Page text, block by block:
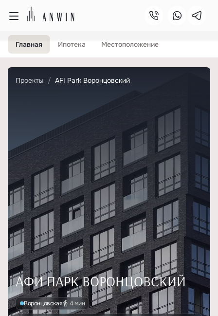
Главная Ипотека Местоположение
Проекты AFI Park Воронцовский
АФИ ПАРК ВОРОНЦОВСКИЙ
Воронцовская 4 мин